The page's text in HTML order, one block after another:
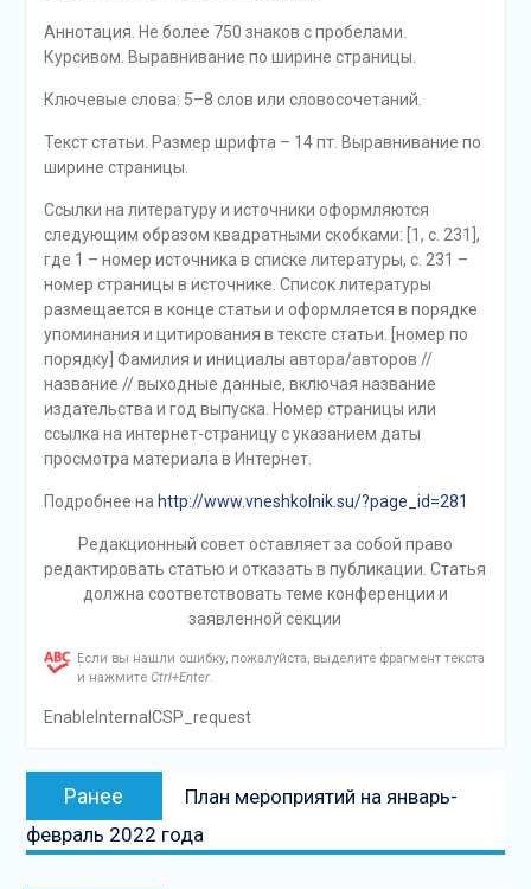
Аннотация. Не более 750 знаков с пробелами.
Курсивом. Выравнивание по ширине страницы.
Ключевые слова: 5–8 слов или словосочетаний.
Текст статьи. Размер шрифта – 14 пт. Выравнивание по
ширине страницы.
Ссылки на литературу и источники оформляются
следующим образом квадратными скобками: [1, с. 231],
где 1 – номер источника в списке литературы, с. 231 –
номер страницы в источнике. Список литературы
размещается в конце статьи и оформляется в порядке
упоминания и цитирования в тексте статьи. [номер по
порядку] Фамилия и инициалы автора/авторов //
название // выходные данные, включая название
издательства и год выпуска. Номер страницы или
ссылка на интернет-страницу с указанием даты
просмотра материала в Интернет.
Подробнее на http://www.vneshkolnik.su/?page_id=281
Редакционный совет оставляет за собой право
редактировать статью и отказать в публикации. Статья
должна соответствовать теме конференции и
заявленной секции
Если вы нашли ошибку, пожалуйста, выделите фрагмент текста
и нажмите Ctrl+Enter.
EnableInternalCSP_request
Навигация
записям
Ранее
запись:
План мероприятий на январь-
февраль 2022 года